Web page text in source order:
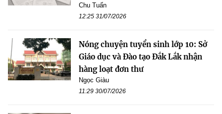
Chu Tuấn
12:25 31/07/2026
Nóng chuyện tuyển sinh lớp 10: Sở
Giáo dục và Đào tạo Đắk Lắk nhận
hàng loạt đơn thư
Ngọc Giàu
11:29 30/07/2026